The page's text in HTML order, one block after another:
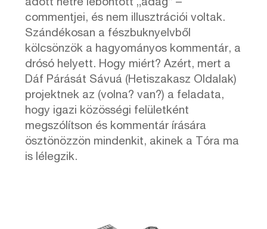
adott hétre lebontott „adag” –
commentjei, és nem illusztrációi voltak.
Szándékosan a fészbuknyelvből
kölcsönzök a hagyományos kommentár, a
drósó helyett. Hogy miért? Azért, mert a
Dáf Párását Sávuá (Hetiszakasz Oldalak)
projektnek az (volna? van?) a feladata,
hogy igazi közösségi felületként
megszólítson és kommentár írására
ösztönözzön mindenkit, akinek a Tóra ma
is lélegzik.